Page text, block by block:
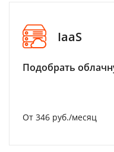
IaaS
Подобрать
От 346 руб./месяц